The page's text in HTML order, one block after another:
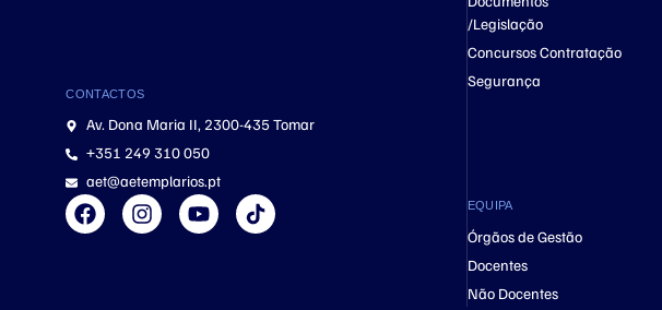
CONTACTOS
Av. Dona Maria II, 2300-435 Tomar
+351 249 310 050
aet@aetemplarios.pt
/Legislação
Concursos Contratação
Segurança
EQUIPA
Órgãos de Gestão
Docentes
Não Docentes